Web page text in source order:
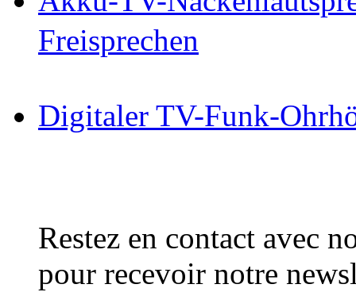
Freisprechen
Digitaler TV-Funk-
Restez en contact avec
pour recevoir notre